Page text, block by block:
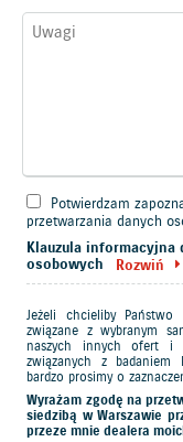
Potwierdzam
przetwarzania danych
Klauzula informacyjna
osobowych
Rozwiń
Jeżeli chcieliby
związane z wybranym
naszych innych ofert i
związanych z badaniem
bardzo prosimy o
Wyrażam zgodę na
siedzibą w Warszawie
przeze mnie dealera